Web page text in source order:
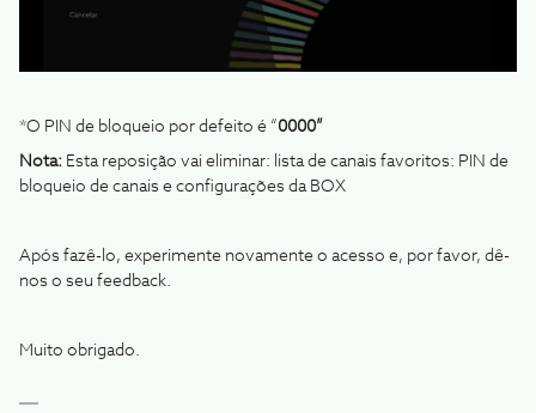
*O PIN de bloqueio por defeito é “0000”
Nota: Esta reposição vai eliminar: lista de canais favoritos: PIN de
bloqueio de canais e configurações da BOX
Após fazê-lo, experimente novamente o acesso e, por favor, dê-
nos o seu feedback.
Muito obrigado.